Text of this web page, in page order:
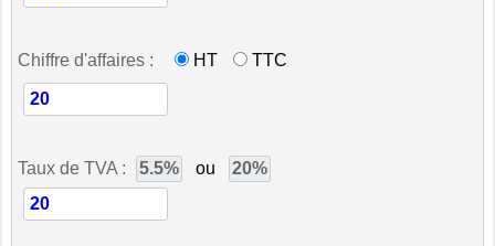
Chiffre d'affaires : HT TTC
Taux de TVA : ou